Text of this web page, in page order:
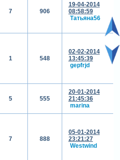
7 906
19-04-2014
08:58:59
Татьяна56
1 548
02-02-2014
13:45:39
gepfrjd
5 555
20-01-2014
21:45:36
marina
7 888
05-01-2014
23:21:27
Westwind